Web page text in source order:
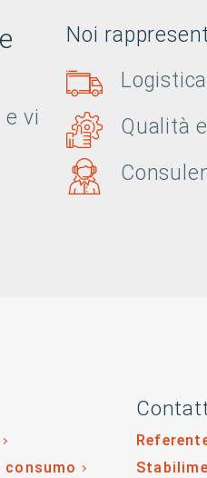
vi
Noi
Qualità